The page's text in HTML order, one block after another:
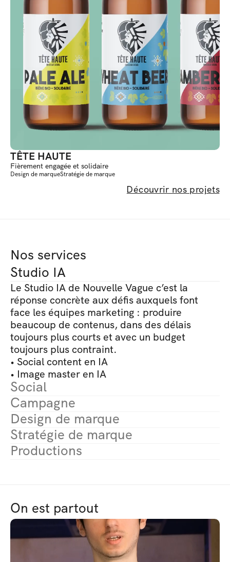
TÊTE HAUTE
Fièrement engagée et solidaire
Design de marqueStratégie de marque
Découvrir nos projets
Nos services
Studio IA
Le Studio IA de Nouvelle Vague c’est la
réponse concrète aux défis auxquels font
face les équipes marketing : produire
beaucoup de contenus, dans des délais
toujours plus courts et avec un budget
toujours plus contraint.
• Social content en IA
• Image master en IA
Social
Campagne
Design de marque
Stratégie de marque
Productions
On est partout